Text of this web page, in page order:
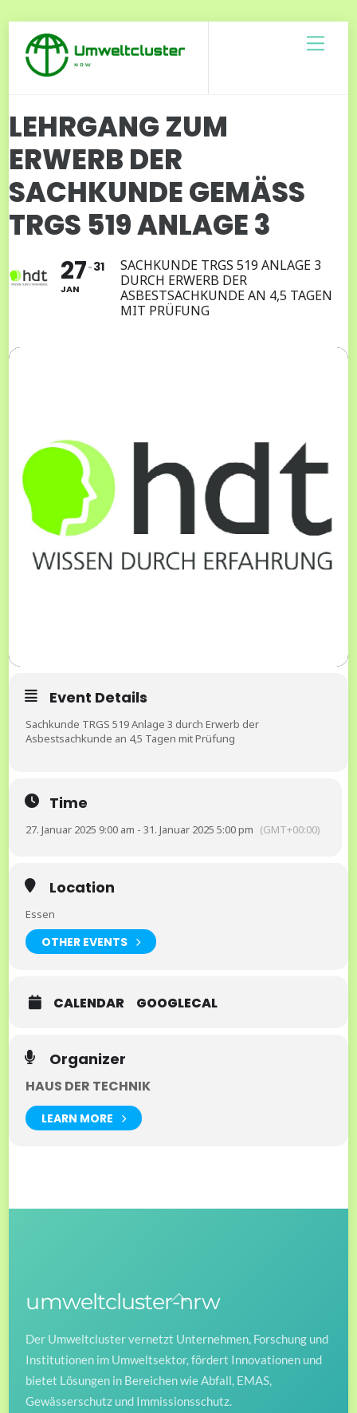
content
LEHRGANG ZUM
ERWERB DER
SACHKUNDE GEMÄSS T
RGS 519 ANLAGE 3
27
JAN
31
SACHKUNDE TRGS 519 ANLAGE 3
DURCH ERWERB DER
ASBESTSACHKUNDE AN 4,5 TAGEN
MIT PRÜFUNG
Event Details
Sachkunde TRGS 519 Anlage 3 durch Erwerb der
Asbestsachkunde an 4,5 Tagen mit Prüfung
Time
27. Januar 2025 9:00 am - 31. Januar 2025 5:00 pm (GMT+00:00)
Location
Essen
OTHER EVENTS
CALENDAR GOOGLECAL
Organizer
HAUS DER TECHNIK
LEARN MORE
Back
Top
umweltcluster-nrw
Der Umweltcluster vernetzt Unternehmen, Forschung und
Institutionen im Umweltsektor, fördert Innovationen und
bietet Lösungen in Bereichen wie Abfall, EMAS,
Gewässerschutz und Immissionsschutz.